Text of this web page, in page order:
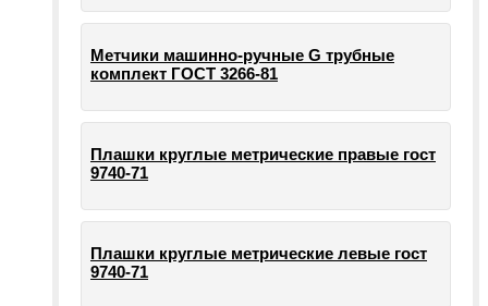
Метчики машинно-ручные G трубные
комплект ГОСТ 3266-81
Плашки круглые метрические правые гост
9740-71
Плашки круглые метрические левые гост
9740-71